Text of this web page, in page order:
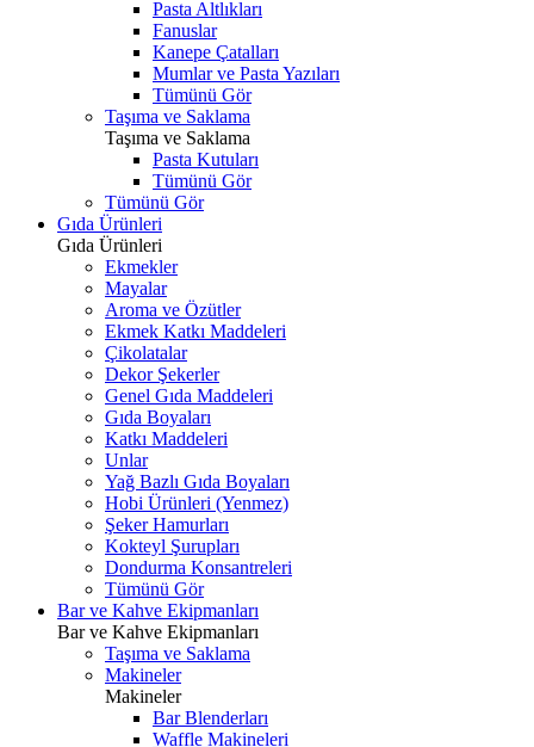
Pasta Altlıkları
Fanuslar
Kanepe Çatalları
Mumlar ve Pasta Yazıları
Tümünü Gör
Taşıma ve Saklama
Taşıma ve Saklama
Pasta Kutuları
Tümünü Gör
Tümünü Gör
Gıda Ürünleri
Gıda Ürünleri
Ekmekler
Mayalar
Aroma ve Özütler
Ekmek Katkı Maddeleri
Çikolatalar
Dekor Şekerler
Genel Gıda Maddeleri
Gıda Boyaları
Katkı Maddeleri
Unlar
Yağ Bazlı Gıda Boyaları
Hobi Ürünleri (Yenmez)
Şeker Hamurları
Kokteyl Şurupları
Dondurma Konsantreleri
Tümünü Gör
Bar ve Kahve Ekipmanları
Bar ve Kahve Ekipmanları
Taşıma ve Saklama
Makineler
Makineler
Bar Blenderları
Waffle Makineleri